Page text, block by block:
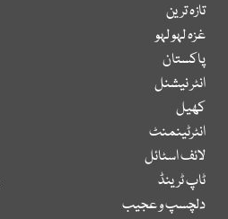
تازہ ترین
غزہ لہو لہو
پاکستان
انٹر نیشنل
کھیل
انٹرٹینمنٹ
لائف اسٹائل
ٹاپ ٹرینڈ
دلچسپ و عجیب